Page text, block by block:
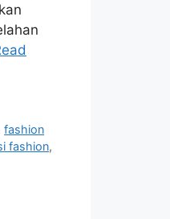
fashion
fashion,